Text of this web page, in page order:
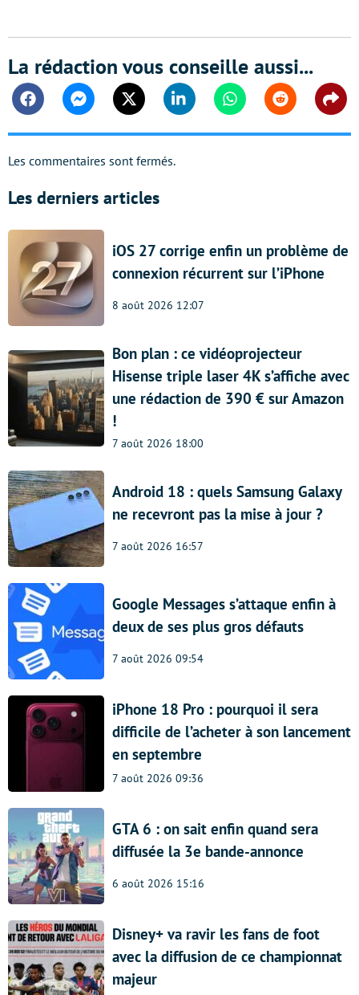
La rédaction vous conseille aussi...
FacebookMessengerTwitter Linkedin WhatsappReddit
Les commentaires sont fermés.
Les derniers articles
iOS 27 corrige enfin un problème de
connexion récurrent sur l’iPhone
8 août 2026 12:07
Bon plan : ce vidéoprojecteur
Hisense triple laser 4K s’affiche avec
une rédaction de 390 € sur Amazon
!
7 août 2026 18:00
Android 18 : quels Samsung Galaxy
ne recevront pas la mise à jour ?
7 août 2026 16:57
Google Messages s’attaque enfin à
deux de ses plus gros défauts
7 août 2026 09:54
iPhone 18 Pro : pourquoi il sera
difficile de l’acheter à son lancement
en septembre
7 août 2026 09:36
GTA 6 : on sait enfin quand sera
diffusée la 3e bande-annonce
6 août 2026 15:16
Disney+ va ravir les fans de foot
avec la diffusion de ce championnat
majeur